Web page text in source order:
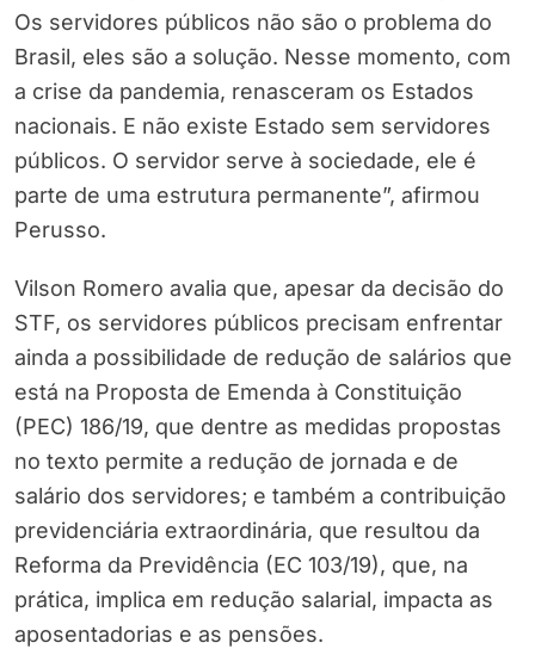
Os servidores públicos não são o problema do
Brasil, eles são a solução. Nesse momento, com
a crise da pandemia, renasceram os Estados
nacionais. E não existe Estado sem servidores
públicos. O servidor serve à sociedade, ele é
parte de uma estrutura permanente”, afirmou
Perusso.
Vilson Romero avalia que, apesar da decisão do
STF, os servidores públicos precisam enfrentar
ainda a possibilidade de redução de salários que
está na Proposta de Emenda à Constituição
(PEC) 186/19, que dentre as medidas propostas
no texto permite a redução de jornada e de
salário dos servidores; e também a contribuição
previdenciária extraordinária, que resultou da
Reforma da Previdência (EC 103/19), que, na
prática, implica em redução salarial, impacta as
aposentadorias e as pensões.